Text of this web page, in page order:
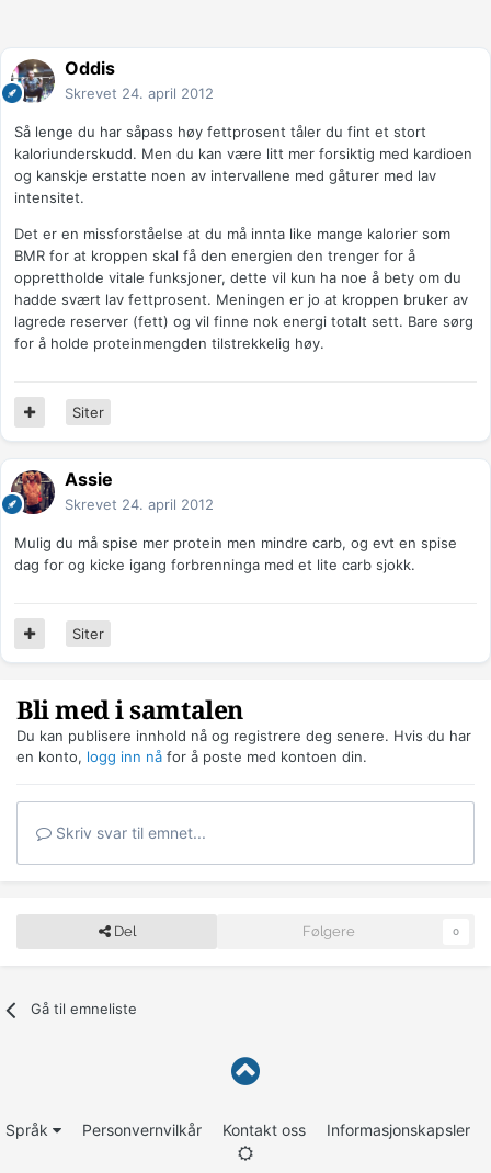
Oddis
Skrevet 24. april 2012
Så lenge du har såpass høy fettprosent tåler du fint et stort
kaloriunderskudd. Men du kan være litt mer forsiktig med kardioen
og kanskje erstatte noen av intervallene med gåturer med lav
intensitet.
Det er en missforståelse at du må innta like mange kalorier som
BMR for at kroppen skal få den energien den trenger for å
opprettholde vitale funksjoner, dette vil kun ha noe å bety om du
hadde svært lav fettprosent. Meningen er jo at kroppen bruker av
lagrede reserver (fett) og vil finne nok energi totalt sett. Bare sørg
for å holde proteinmengden tilstrekkelig høy.
Siter
Assie
Skrevet 24. april 2012
Mulig du må spise mer protein men mindre carb, og evt en spise
dag for og kicke igang forbrenninga med et lite carb sjokk.
Siter
Bli med i samtalen
Du kan publisere innhold nå og registrere deg senere. Hvis du har
en konto, logg inn nå for å poste med kontoen din.
Skriv svar til emnet...
Del Følgere 0
Gå til emneliste
Språk Personvernvilkår Kontakt oss Informasjonskapsler